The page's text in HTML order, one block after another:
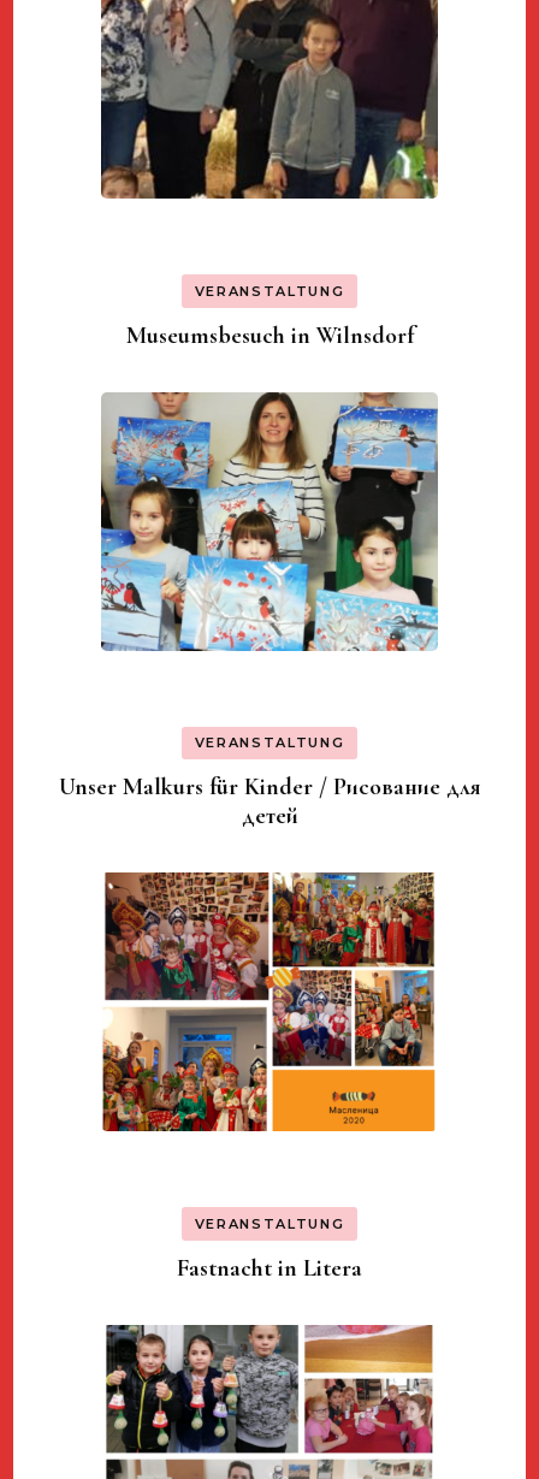
VERANSTALTUNG
Museumsbesuch in Wilnsdorf
VERANSTALTUNG
Unser Malkurs für Kinder / Рисование для
детей
VERANSTALTUNG
Fastnacht in Litera